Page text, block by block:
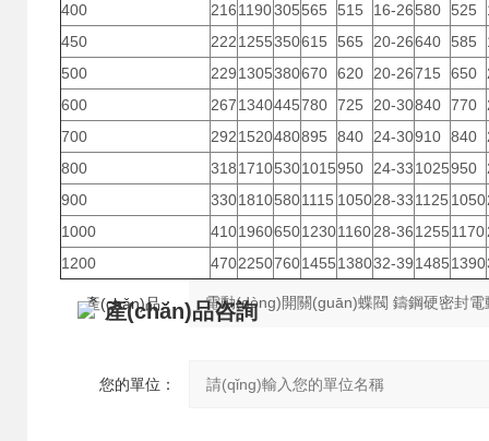
400
2161190305565 515 16-26580 525
450
2221255350615 565 20-26640 585
500
2291305380670 620 20-26715 650
600
2671340445780 725 20-30840 770
700
2921520480895 840 24-30910 840
800
31817105301015950 24-331025950
900
33018105801115 105028-331125 1050
1000
41019606501230116028-3612551170
1200
47022507601455138032-3914851390
產(chǎn)品咨詢
產(chǎn)品：
您的單位：